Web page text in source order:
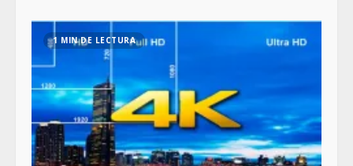
1 MIN DE LECTURA